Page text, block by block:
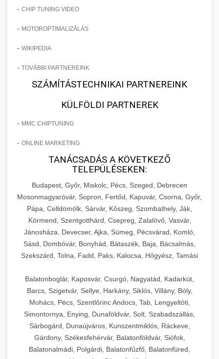
- CHIP TUNING VIDEO
- MOTOROPTIMALIZÁLÁS
- WIKIPEDIA
- TOVÁBBI PARTNEREINK
SZÁMÍTÁSTECHNIKAI PARTNEREINK
KÜLFÖLDI PARTNEREK
- MMC CHIPTUNING
- ONLINE MARKETING
TANÁCSADÁS A KÖVETKEZŐ
TELEPÜLÉSEKEN:
Budapest, Győr, Miskolc, Pécs, Szeged, Debrecen
Mosonmagyaróvár, Sopron, Fertőd, Kapuvár, Csorna, Győr,
Pápa, Celldömölk, Sárvár, Kőszeg, Szombathely, Ják,
Körmend, Szentgotthárd, Csepreg, Zalalövő, Vasvár,
Jánosháza, Devecser, Ajka, Sümeg, Pécsvárad, Komló,
Sásd, Dombóvár, Bonyhád, Bátaszék, Baja, Bácsalmás,
Szekszárd, Tolna, Fadd, Paks, Kalocsa, Hőgyész, Tamási
Balatonboglár, Kaposvár, Csurgó, Nagyatád, Kadarkút,
Barcs, Szigetvár, Sellye, Harkány, Siklós, Villány, Bóly,
Mohács, Pécs, Szentlőrinc Andocs, Tab, Lengyeltóti,
Simontornya, Enying, Dunaföldvár, Solt, Szabadszállás,
Sárbogárd, Dunaújváros, Kunszentmiklós, Ráckeve,
Gárdony, Székesfehérvár, Balatonföldvár, Siófok,
Balatonalmádi, Polgárdi, Balatonfűzfő, Balatonfüred,